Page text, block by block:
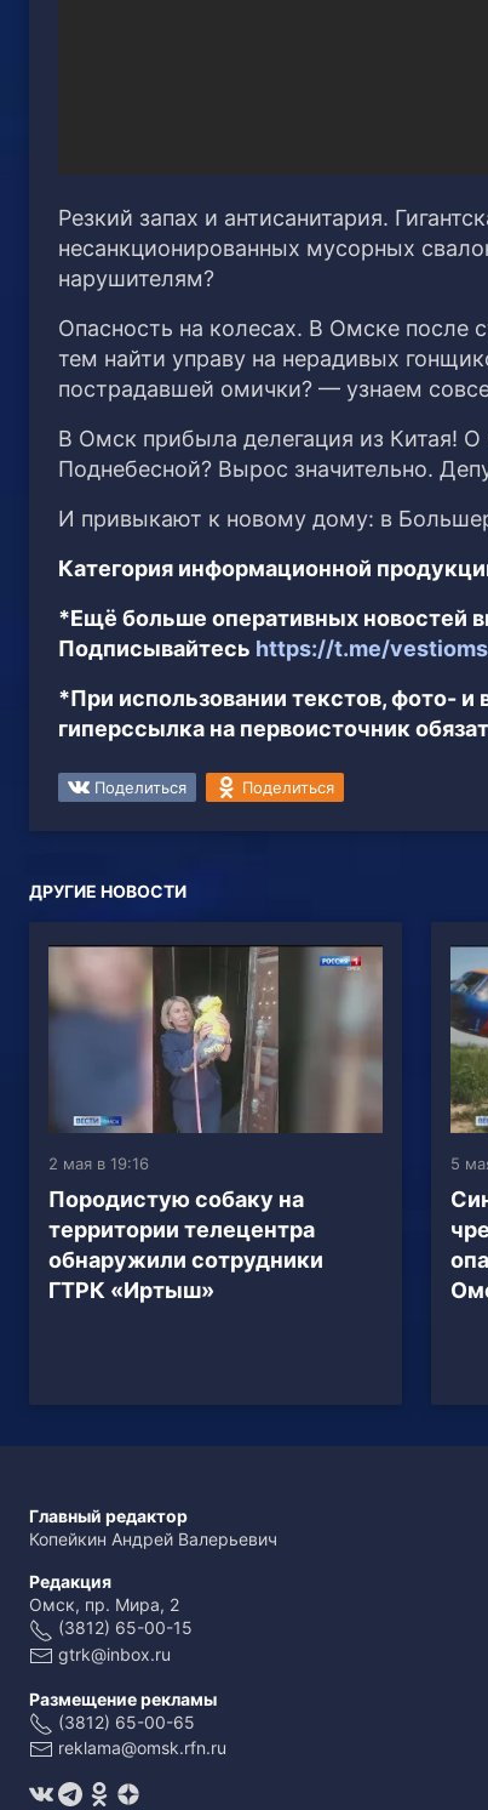
Резкий запах и антисанитария.
несанкционированных мусорных
нарушителям?
Опасность на колесах. В Омске после
тем найти управу на нерадивых
пострадавшей омички? — узнаем
В Омск прибыла делегация из Китая! О
Поднебесной? Вырос значительно.
И привыкают к новому дому: в
Категория информационной
*Ещё больше оперативных новостей
Подписывайтесь https://t.me/
*При использовании текстов, фото-
гиперссылка на первоисточник
Поделиться Поделиться
ДРУГИЕ НОВОСТИ
2 мая в 19:16
Породистую собаку на
территории телецентра
обнаружили сотрудники
ГТРК «Иртыш»
5
Главный редактор
Копейкин Андрей Валерьевич
Редакция
Омск, пр. Мира, 2
(3812) 65-00-15
gtrk@inbox.ru
Размещение рекламы
(3812) 65-00-65
reklama@omsk.rfn.ru